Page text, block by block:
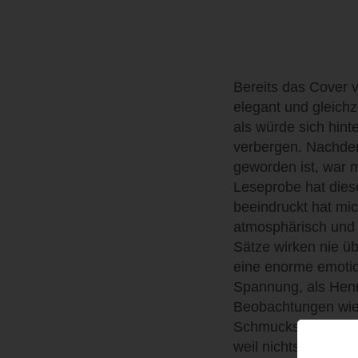
Bereits das Cover
elegant und
als würde sich
verbergen.
geworden ist, war
Leseprobe hat
beeindruckt hat
atmosphärisch
Sätze wirken nie
eine enorme
Spannung, als
Beobachtungen
weil nichts